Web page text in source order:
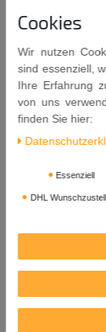
Fleisch, Fisch
für Reis während
abgelöscht
Zutaten: Zucker,
Speisesalz),
Speisesalz,
Allergene: Soja,
Nach dem
Mindestens
Herkunft:
Gebraut von:
Cookies
Wir nutzen
sind essenziell,
Ihre Erfahrung
von uns
finden Sie hier:
Essenziell
DHL